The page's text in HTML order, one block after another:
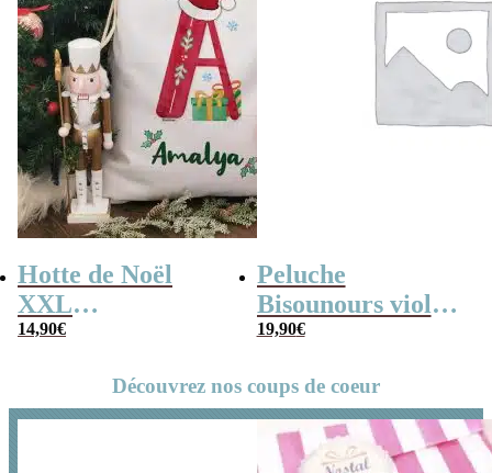
Hotte de Noël
XXL
personnalisée –
14,90€
Peluche
Bisounours violet
(21cm) –
Version 2019
19,90€
Découvrez nos coups de coeur